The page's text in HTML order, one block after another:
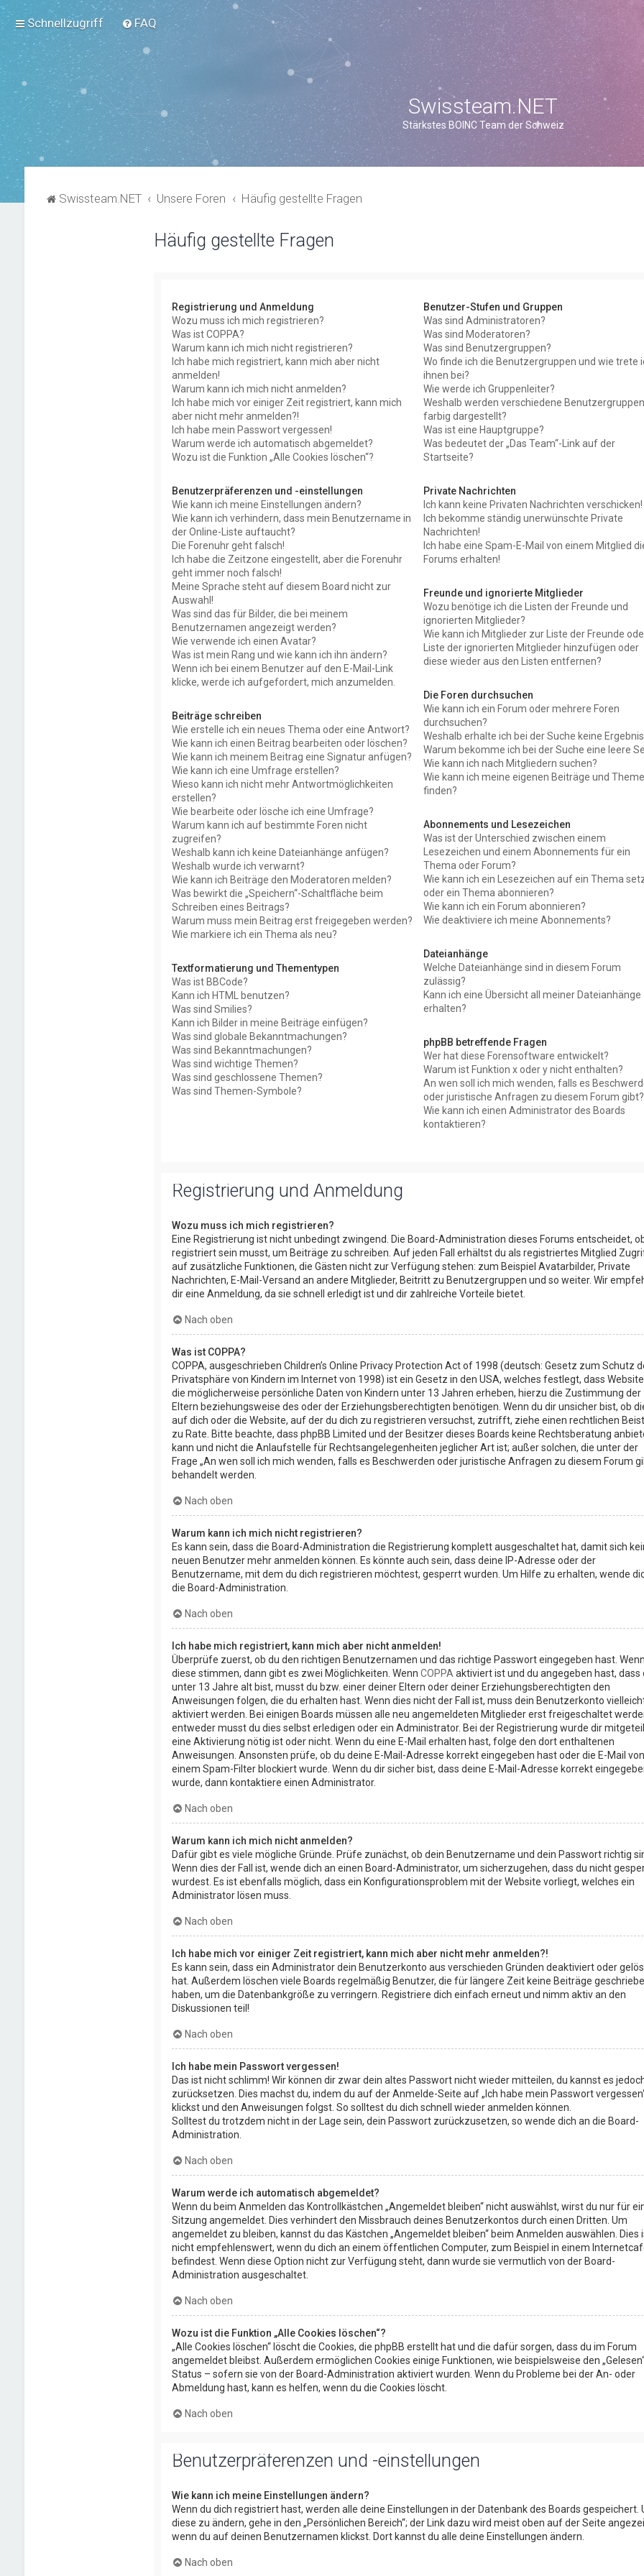
Schnellzugriff FAQ
Swissteam.NET
Stärkstes BOINC Team der Schweiz
Swissteam.NET Unsere Foren Häufig gestellte Fragen
Häufig gestellte Fragen
Registrierung und Anmeldung
Wozu muss ich mich registrieren?
Was ist COPPA?
Warum kann ich mich nicht registrieren?
Ich habe mich registriert, kann mich aber nicht
anmelden!
Warum kann ich mich nicht anmelden?
Ich habe mich vor einiger Zeit registriert, kann mich
aber nicht mehr anmelden?!
Ich habe mein Passwort vergessen!
Warum werde ich automatisch abgemeldet?
Wozu ist die Funktion „Alle Cookies löschen“?
Benutzerpräferenzen und -einstellungen
Wie kann ich meine Einstellungen ändern?
Wie kann ich verhindern, dass mein Benutzername in
der Online-Liste auftaucht?
Die Forenuhr geht falsch!
Ich habe die Zeitzone eingestellt, aber die Forenuhr
geht immer noch falsch!
Meine Sprache steht auf diesem Board nicht zur
Auswahl!
Was sind das für Bilder, die bei meinem
Benutzernamen angezeigt werden?
Wie verwende ich einen Avatar?
Was ist mein Rang und wie kann ich ihn ändern?
Wenn ich bei einem Benutzer auf den E-Mail-Link
klicke, werde ich aufgefordert, mich anzumelden.
Beiträge schreiben
Wie erstelle ich ein neues Thema oder eine Antwort?
Wie kann ich einen Beitrag bearbeiten oder löschen?
Wie kann ich meinem Beitrag eine Signatur anfügen?
Wie kann ich eine Umfrage erstellen?
Wieso kann ich nicht mehr Antwortmöglichkeiten
erstellen?
Wie bearbeite oder lösche ich eine Umfrage?
Warum kann ich auf bestimmte Foren nicht
zugreifen?
Weshalb kann ich keine Dateianhänge anfügen?
Weshalb wurde ich verwarnt?
Wie kann ich Beiträge den Moderatoren melden?
Was bewirkt die „Speichern“-Schaltfläche beim
Schreiben eines Beitrags?
Warum muss mein Beitrag erst freigegeben werden?
Wie markiere ich ein Thema als neu?
Textformatierung und Thementypen
Was ist BBCode?
Kann ich HTML benutzen?
Was sind Smilies?
Kann ich Bilder in meine Beiträge einfügen?
Was sind globale Bekanntmachungen?
Was sind Bekanntmachungen?
Was sind wichtige Themen?
Was sind geschlossene Themen?
Was sind Themen-Symbole?
Benutzer-Stufen und Gruppen
Was sind Administratoren?
Was sind Moderatoren?
Was sind Benutzergruppen?
Wo finde ich die Benutzergruppen und wie trete
ihnen bei?
Wie werde ich Gruppenleiter?
Weshalb werden verschiedene Benutzergruppen
farbig dargestellt?
Was ist eine Hauptgruppe?
Was bedeutet der „Das Team“-Link auf der
Startseite?
Private Nachrichten
Ich kann keine Privaten Nachrichten verschicken!
Ich bekomme ständig unerwünschte Private
Nachrichten!
Ich habe eine Spam-E-Mail von einem Mitglied
Forums erhalten!
Freunde und ignorierte Mitglieder
Wozu benötige ich die Listen der Freunde und
ignorierten Mitglieder?
Wie kann ich Mitglieder zur Liste der Freunde
Liste der ignorierten Mitglieder hinzufügen oder
diese wieder aus den Listen entfernen?
Die Foren durchsuchen
Wie kann ich ein Forum oder mehrere Foren
durchsuchen?
Weshalb erhalte ich bei der Suche keine
Warum bekomme ich bei der Suche eine leere
Wie kann ich nach Mitgliedern suchen?
Wie kann ich meine eigenen Beiträge und
finden?
Abonnements und Lesezeichen
Was ist der Unterschied zwischen einem
Lesezeichen und einem Abonnements für ein
Thema oder Forum?
Wie kann ich ein Lesezeichen auf ein Thema
oder ein Thema abonnieren?
Wie kann ich ein Forum abonnieren?
Wie deaktiviere ich meine Abonnements?
Dateianhänge
Welche Dateianhänge sind in diesem Forum
zulässig?
Kann ich eine Übersicht all meiner Dateianhänge
erhalten?
phpBB betreffende Fragen
Wer hat diese Forensoftware entwickelt?
Warum ist Funktion x oder y nicht enthalten?
An wen soll ich mich wenden, falls es
oder juristische Anfragen zu diesem Forum gibt?
Wie kann ich einen Administrator des Boards
kontaktieren?
Registrierung und Anmeldung
Wozu muss ich mich registrieren?
Eine Registrierung ist nicht unbedingt zwingend. Die Board-Administration dieses Forums entscheidet,
registriert sein musst, um Beiträge zu schreiben. Auf jeden Fall erhältst du als registriertes Mitglied
auf zusätzliche Funktionen, die Gästen nicht zur Verfügung stehen: zum Beispiel Avatarbilder, Private
Nachrichten, E-Mail-Versand an andere Mitglieder, Beitritt zu Benutzergruppen und so weiter. Wir
dir eine Anmeldung, da sie schnell erledigt ist und dir zahlreiche Vorteile bietet.
Nach oben
Was ist COPPA?
COPPA, ausgeschrieben Children’s Online Privacy Protection Act of 1998 (deutsch: Gesetz zum Schutz
Privatsphäre von Kindern im Internet von 1998) ist ein Gesetz in den USA, welches festlegt, dass
die möglicherweise persönliche Daten von Kindern unter 13 Jahren erheben, hierzu die Zustimmung der
Eltern beziehungsweise des oder der Erziehungsberechtigten benötigen. Wenn du dir unsicher bist, ob
auf dich oder die Website, auf der du dich zu registrieren versuchst, zutrifft, ziehe einen rechtlichen
zu Rate. Bitte beachte, dass phpBB Limited und der Besitzer dieses Boards keine Rechtsberatung
kann und nicht die Anlaufstelle für Rechtsangelegenheiten jeglicher Art ist; außer solchen, die unter der
Frage „An wen soll ich mich wenden, falls es Beschwerden oder juristische Anfragen zu diesem Forum
behandelt werden.
Nach oben
Warum kann ich mich nicht registrieren?
Es kann sein, dass die Board-Administration die Registrierung komplett ausgeschaltet hat, damit sich
neuen Benutzer mehr anmelden können. Es könnte auch sein, dass deine IP-Adresse oder der
Benutzername, mit dem du dich registrieren möchtest, gesperrt wurden. Um Hilfe zu erhalten, wende
die Board-Administration.
Nach oben
Ich habe mich registriert, kann mich aber nicht anmelden!
Überprüfe zuerst, ob du den richtigen Benutzernamen und das richtige Passwort eingegeben hast. Wenn
diese stimmen, dann gibt es zwei Möglichkeiten. Wenn COPPA aktiviert ist und du angegeben hast, dass
unter 13 Jahre alt bist, musst du bzw. einer deiner Eltern oder deiner Erziehungsberechtigten den
Anweisungen folgen, die du erhalten hast. Wenn dies nicht der Fall ist, muss dein Benutzerkonto
aktiviert werden. Bei einigen Boards müssen alle neu angemeldeten Mitglieder erst freigeschaltet
entweder musst du dies selbst erledigen oder ein Administrator. Bei der Registrierung wurde dir
eine Aktivierung nötig ist oder nicht. Wenn du eine E-Mail erhalten hast, folge den dort enthaltenen
Anweisungen. Ansonsten prüfe, ob du deine E-Mail-Adresse korrekt eingegeben hast oder die E-Mail von
einem Spam-Filter blockiert wurde. Wenn du dir sicher bist, dass deine E-Mail-Adresse korrekt
wurde, dann kontaktiere einen Administrator.
Nach oben
Warum kann ich mich nicht anmelden?
Dafür gibt es viele mögliche Gründe. Prüfe zunächst, ob dein Benutzername und dein Passwort richtig
Wenn dies der Fall ist, wende dich an einen Board-Administrator, um sicherzugehen, dass du nicht
wurdest. Es ist ebenfalls möglich, dass ein Konfigurationsproblem mit der Website vorliegt, welches ein
Administrator lösen muss.
Nach oben
Ich habe mich vor einiger Zeit registriert, kann mich aber nicht mehr anmelden?!
Es kann sein, dass ein Administrator dein Benutzerkonto aus verschieden Gründen deaktiviert oder
hat. Außerdem löschen viele Boards regelmäßig Benutzer, die für längere Zeit keine Beiträge
haben, um die Datenbankgröße zu verringern. Registriere dich einfach erneut und nimm aktiv an den
Diskussionen teil!
Nach oben
Ich habe mein Passwort vergessen!
Das ist nicht schlimm! Wir können dir zwar dein altes Passwort nicht wieder mitteilen, du kannst es
zurücksetzen. Dies machst du, indem du auf der Anmelde-Seite auf „Ich habe mein Passwort
klickst und den Anweisungen folgst. So solltest du dich schnell wieder anmelden können.
Solltest du trotzdem nicht in der Lage sein, dein Passwort zurückzusetzen, so wende dich an die Board-
Administration.
Nach oben
Warum werde ich automatisch abgemeldet?
Wenn du beim Anmelden das Kontrollkästchen „Angemeldet bleiben“ nicht auswählst, wirst du nur für
Sitzung angemeldet. Dies verhindert den Missbrauch deines Benutzerkontos durch einen Dritten. Um
angemeldet zu bleiben, kannst du das Kästchen „Angemeldet bleiben“ beim Anmelden auswählen. Dies
nicht empfehlenswert, wenn du dich an einem öffentlichen Computer, zum Beispiel in einem
befindest. Wenn diese Option nicht zur Verfügung steht, dann wurde sie vermutlich von der Board-
Administration ausgeschaltet.
Nach oben
Wozu ist die Funktion „Alle Cookies löschen“?
„Alle Cookies löschen“ löscht die Cookies, die phpBB erstellt hat und die dafür sorgen, dass du im Forum
angemeldet bleibst. Außerdem ermöglichen Cookies einige Funktionen, wie beispielsweise den
Status – sofern sie von der Board-Administration aktiviert wurden. Wenn du Probleme bei der An- oder
Abmeldung hast, kann es helfen, wenn du die Cookies löscht.
Nach oben
Benutzerpräferenzen und -einstellungen
Wie kann ich meine Einstellungen ändern?
Wenn du dich registriert hast, werden alle deine Einstellungen in der Datenbank des Boards gespeichert.
diese zu ändern, gehe in den „Persönlichen Bereich“; der Link dazu wird meist oben auf der Seite
wenn du auf deinen Benutzernamen klickst. Dort kannst du alle deine Einstellungen ändern.
Nach oben